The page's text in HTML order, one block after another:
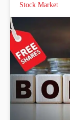
Stock Market